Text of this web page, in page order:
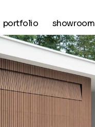
portfolio showroom